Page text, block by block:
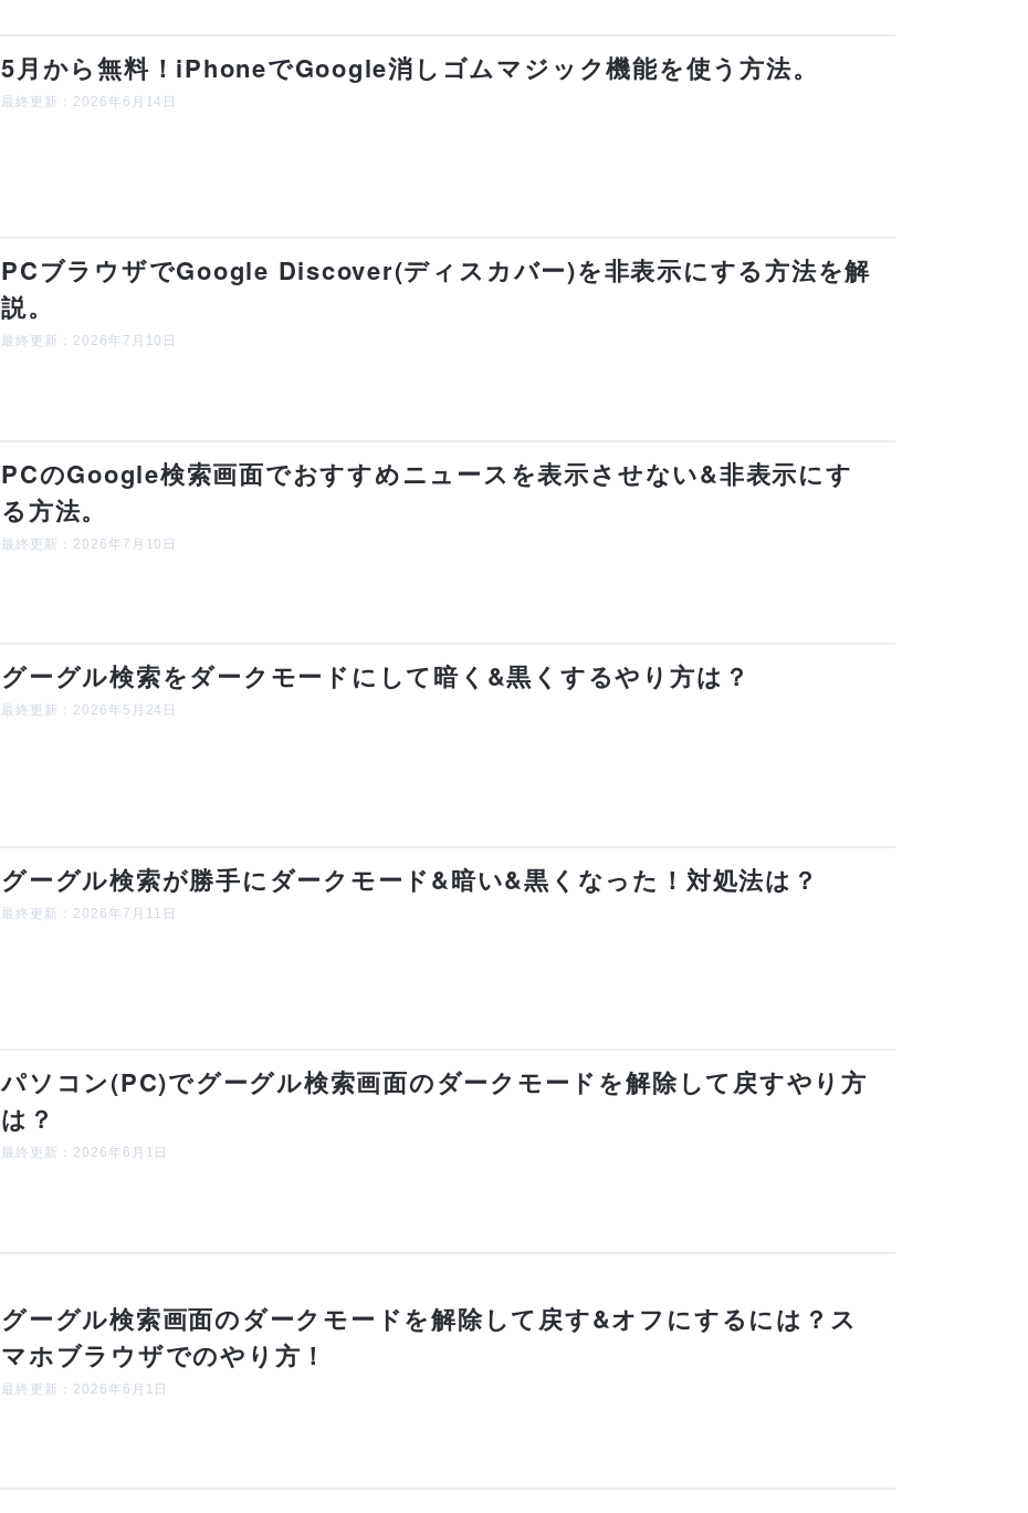
5月から無料！iPhoneでGoogle消しゴムマジック機能を使う方法。
最終更新：2026年6月14日
PCブラウザでGoogle Discover(ディスカバー)を非表示にする方法を解
説。
最終更新：2026年7月10日
PCのGoogle検索画面でおすすめニュースを表示させない&非表示にす
る方法。
最終更新：2026年7月10日
グーグル検索をダークモードにして暗く&黒くするやり方は？
最終更新：2026年5月24日
グーグル検索が勝手にダークモード&暗い&黒くなった！対処法は？
最終更新：2026年7月11日
パソコン(PC)でグーグル検索画面のダークモードを解除して戻すやり方
は？
最終更新：2026年6月1日
グーグル検索画面のダークモードを解除して戻す&オフにするには？ス
マホブラウザでのやり方！
最終更新：2026年6月1日